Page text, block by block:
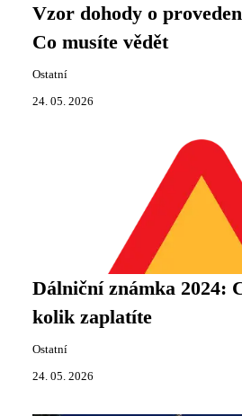
Vzor dohody o
Co musíte vědět
Ostatní
24. 05. 2026
Dálniční známka 2024:
kolik zaplatíte
Ostatní
24. 05. 2026